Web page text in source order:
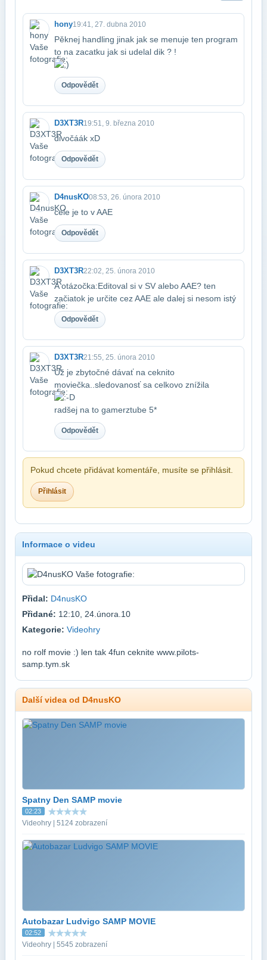
hony19:41, 27. dubna 2010
Pěknej handling jinak jak se menuje ten program
to na zacatku jak si udelal dik ? !​
Odpovědět
D3XT3R19:51, 9. března 2010
divočáák xD
Odpovědět
D4nusKO08:53, 26. února 2010
cele je to v AAE
Odpovědět
D3XT3R22:02, 25. února 2010
A otázočka:Editoval si v SV alebo AAE? ten
začiatok je určite cez AAE ale dalej si nesom istý
Odpovědět
D3XT3R21:55, 25. února 2010
Už je zbytočné dávať na ceknito
moviečka..sledovanosť sa celkovo znížila​
radšej na to gamerztube 5*
Odpovědět
Pokud chcete přidávat komentáře, musíte se přihlásit.
Přihlásit
Informace o videu
Přidal: D4nusKO
Přidané: 12:10, 24.února.10
Kategorie: Videohry
no rolf movie :) len tak 4fun ceknite www.pilots-
samp.tym.sk
Další videa od D4nusKO
Spatny Den SAMP movie
02:23
Videohry | 5124 zobrazení
Autobazar Ludvigo SAMP MOVIE
02:52
Videohry | 5545 zobrazení